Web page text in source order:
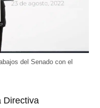
del Senado con el
Directiva